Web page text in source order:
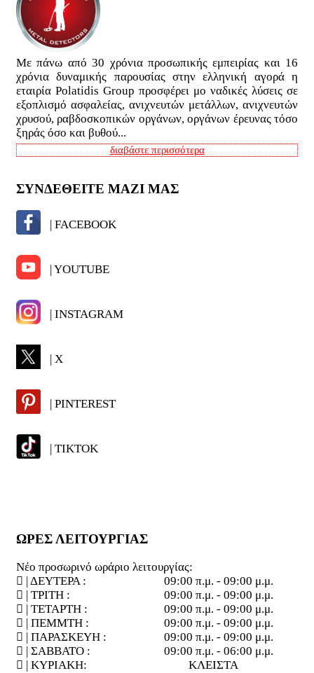
Με πάνω από 30 χρόνια προσωπικής εμπειρίας και 16
χρόνια δυναμικής παρουσίας στην ελληνική αγορά η
εταιρία Polatidis Group προσφέρει μο ναδικές λύσεις σε
εξοπλισμό ασφαλείας, ανιχνευτών μετάλλων, ανιχνευτών
χρυσού, ραβδοσκοπικών οργάνων, οργάνων έρευνας τόσο
ξηράς όσο και βυθού...
διαβάστε περισσότερα
ΣΥΝΔΕΘΕΙΤΕ ΜΑΖΙ ΜΑΣ
| FACEBOOK
| YOUTUBE
| INSTAGRAM
| X
| PINTEREST
| TIKTOK
ΩΡΕΣ ΛΕΙΤΟΥΡΓΙΑΣ
Νέο προσωρινό ωράριο λειτουργίας:
| ΔΕΥΤΕΡΑ :
09:00 π.μ. - 09:00 μ.μ.
| ΤΡΙΤΗ :
09:00 π.μ. - 09:00 μ.μ.
| ΤΕΤΑΡΤΗ :
09:00 π.μ. - 09:00 μ.μ.
| ΠΕΜΜΤΗ :
09:00 π.μ. - 09:00 μ.μ.
| ΠΑΡΑΣΚΕΥΗ :
09:00 π.μ. - 09:00 μ.μ.
| ΣΑΒΒΑΤΟ :
09:00 π.μ. - 06:00 μ.μ.
| ΚΥΡΙΑΚΗ:
ΚΛΕΙΣΤΑ